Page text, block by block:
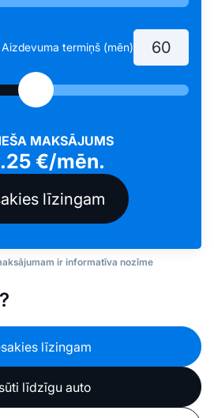
Aizdevuma termiņš (mēn)
MAKSĀJUMS
€/mēn.
ir informatīva nozīme
līzingam
līdzīgu auto